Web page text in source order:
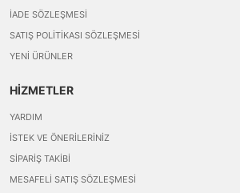
İADE SÖZLEŞMESI
SATIŞ POLITIKASI SÖZLEŞMESI
YENI ÜRÜNLER
HİZMETLER
YARDIM
İSTEK VE ÖNERILERINIZ
SIPARIŞ TAKIBI
MESAFELI SATIŞ SÖZLEŞMESI